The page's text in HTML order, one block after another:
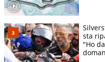
sta
"Ho